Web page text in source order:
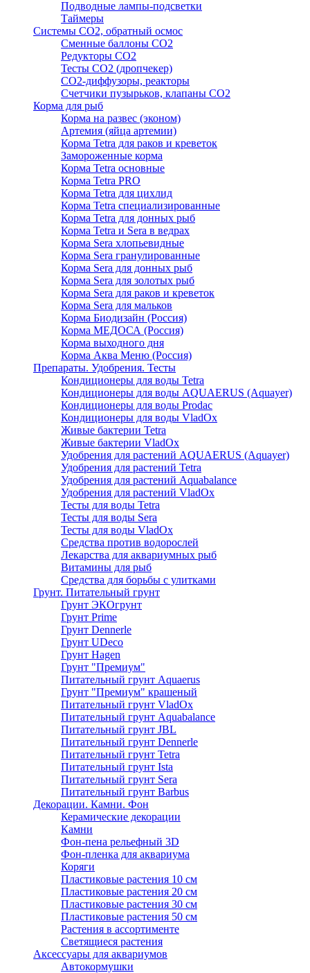
Подводные лампы-подсветки
Таймеры
Системы CO2, обратный осмос
Сменные баллоны СО2
Редукторы СО2
Тесты CO2 (дропчекер)
СО2-диффузоры, реакторы
Счетчики пузырьков, клапаны СО2
Корма для рыб
Корма на развес (эконом)
Артемия (яйца артемии)
Корма Tetra для раков и креветок
Замороженные корма
Корма Tetra основные
Корма Tetra PRO
Корма Tetra для цихлид
Корма Tetra специализированные
Корма Tetra для донных рыб
Корма Tetra и Sera в ведрах
Корма Sera хлопьевидные
Корма Sera гранулированные
Корма Sera для донных рыб
Корма Sera для золотых рыб
Корма Sera для раков и креветок
Корма Sera для мальков
Корма Биодизайн (Россия)
Корма МЕДОСА (Россия)
Корма выходного дня
Корма Аква Меню (Россия)
Препараты. Удобрения. Тесты
Кондиционеры для воды Tetra
Кондиционеры для воды AQUAERUS (Aquayer)
Кондиционеры для воды Prodac
Кондиционеры для воды VladOx
Живые бактерии Tetra
Живые бактерии VladOx
Удобрения для растений AQUAERUS (Aquayer)
Удобрения для растений Tetra
Удобрения для растений Aquabalance
Удобрения для растений VladOx
Тесты для воды Tetra
Тесты для воды Sera
Тесты для воды VladOx
Средства против водорослей
Лекарства для аквариумных рыб
Витамины для рыб
Средства для борьбы с улитками
Грунт. Питательный грунт
Грунт ЭКОгрунт
Грунт Prime
Грунт Dennerle
Грунт UDeco
Грунт Hagen
Грунт "Премиум"
Питательный грунт Aquaerus
Грунт "Премиум" крашеный
Питательный грунт VladOx
Питательный грунт Aquabalance
Питательный грунт JBL
Питательный грунт Dennerle
Питательный грунт Tetra
Питательный грунт Ista
Питательный грунт Sera
Питательный грунт Barbus
Декорации. Камни. Фон
Керамические декорации
Камни
Фон-пена рельефный 3D
Фон-пленка для аквариума
Коряги
Пластиковые растения 10 см
Пластиковые растения 20 см
Пластиковые растения 30 см
Пластиковые растения 50 см
Растения в ассортименте
Светящиеся растения
Аксессуары для аквариумов
Автокормушки